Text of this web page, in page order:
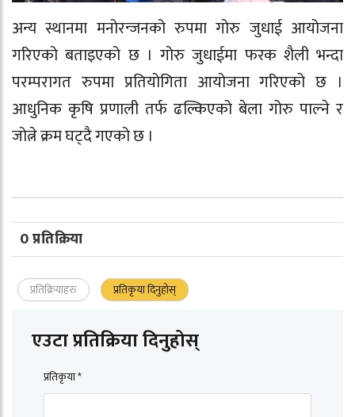
अन्य स्थानमा मनोरन्जनको रुपमा गोरु जुधाई आयोजना
गरिएको बताइएको छ । गोरु जुधाईमा फरक शैली भन्दा
परम्परागत रुपमा प्रतियोगिता आयोजना गरिएको छ ।
आधुनिक कृषि प्रणाली तर्फ ढल्किएको बेला गोरु पाल्ने र
जोत्ने क्रम घट्दै गएको छ ।
0 प्रतिक्रिया
प्रतिक्रियाहरु प्रतिकृया दिनुहोस्
एउटा प्रतिक्रिया दिनुहोस्
प्रतिकृया *